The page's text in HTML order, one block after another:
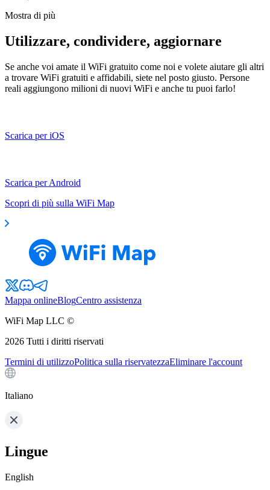
Mostra di più
Utilizzare, condividere, aggiornare
Se anche voi amate il WiFi gratuito come noi e volete aiutare gli altri
a trovare WiFi gratuiti e affidabili, siete nel posto giusto. Persone
reali aggiungono milioni di nuovi WiFi e anche tu puoi farlo!
Scarica per iOS
Scarica per Android
Scopri di più sulla WiFi Map
Mappa onlineBlogCentro assistenza
WiFi Map LLC ©
2026 Tutti i diritti riservati
Termini di utilizzoPolitica sulla riservatezzaEliminare l'account
Italiano
Lingue
English